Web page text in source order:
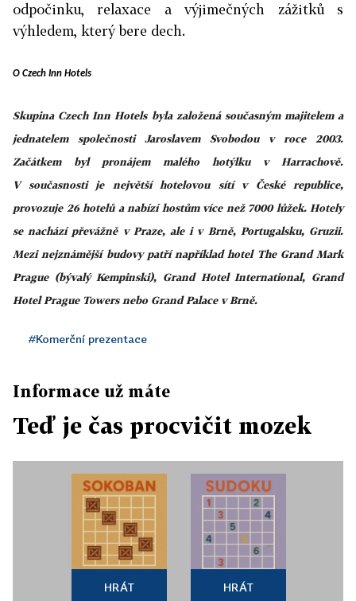
odpočinku, relaxace a výjimečných zážitků s
výhledem, který bere dech.
O Czech Inn Hotels
Skupina Czech Inn Hotels byla založená současným majitelem a
jednatelem společnosti Jaroslavem Svobodou v roce 2003.
Začátkem byl pronájem malého hotýlku v Harrachově.
V současnosti je největší hotelovou sítí v České republice,
provozuje 26 hotelů a nabízí hostům více než 7000 lůžek. Hotely
se nachází převážně v Praze, ale i v Brně, Portugalsku, Gruzii.
Mezi nejznámější budovy patří například hotel The Grand Mark
Prague (bývalý Kempinski), Grand Hotel International, Grand
Hotel Prague Towers nebo Grand Palace v Brně.
#Komerční prezentace
Informace už máte
Teď je čas procvičit mozek
HRÁT HRÁT